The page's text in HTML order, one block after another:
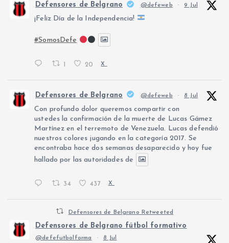
Defensores de Belgrano @defeweb · 9 Jul
¡Feliz Día de la Independencia!
#SomosDefe
1 20 X
Defensores de Belgrano @defeweb · 8 Jul
Con profundo dolor queremos compartir con
ustedes la confirmación de la muerte de Lucas Gámez
Martínez en el terremoto de Venezuela. Lucas defendió
nuestros colores jugando en la categoría 2017. Se
encontraba hace dos semanas desaparecido y hoy fue
hallado por las autoridades de
34 437 X
Defensores de Belgrano Retweeted
Defensores de Belgrano fútbol formativo
@defefutbolforma · 8 Jul